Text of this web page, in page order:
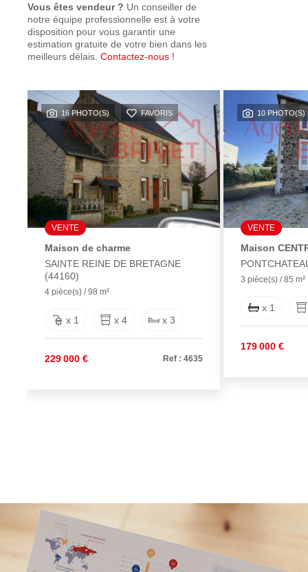
Vous êtes vendeur ? Un conseiller de
notre équipe professionnelle est à votre
disposition pour vous garantir une
estimation gratuite de votre bien dans les
meilleurs délais. Contactez-nous !
16 PHOTO(S) FAVORIS
VENTE
Maison de charme
SAINTE REINE DE BRETAGNE
(44160)
4 pièce(s) / 98 m²
x 1 x 4 x 3
229 000 € Ref : 4635
10 PHOTO(S)
VENTE
Maison
3 pièce(s) / 85 m²
x 1
179 000 €